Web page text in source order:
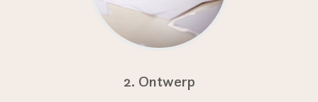
2. Ontwerp